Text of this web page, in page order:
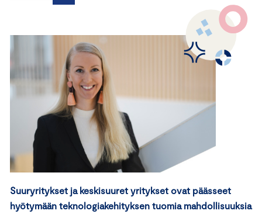
Suuryritykset ja keskisuuret yritykset ovat päässeet
hyötymään teknologiakehityksen tuomia mahdollisuuksia